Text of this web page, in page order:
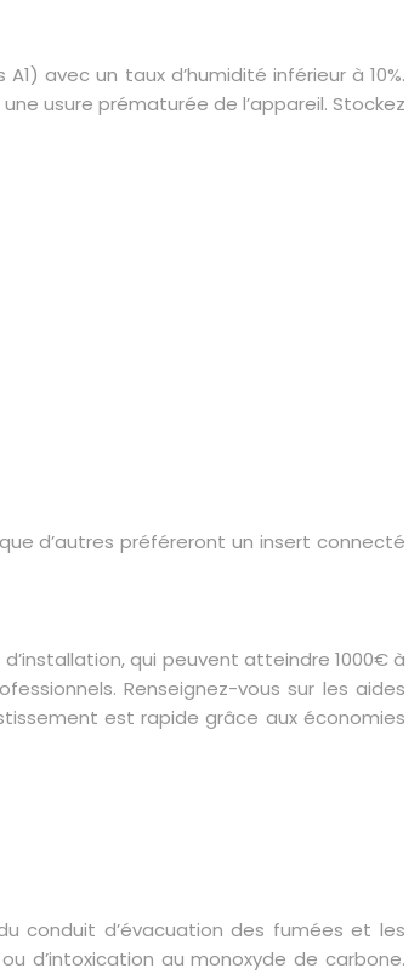
avec un taux d’humidité inférieur à 10%.
usure prématurée de l’appareil. Stockez
d’autres préféreront un insert connecté
qui peuvent atteindre 1000€ à
Renseignez-vous sur les aides
est rapide grâce aux économies
conduit d’évacuation des fumées et les
d’intoxication au monoxyde de carbone.